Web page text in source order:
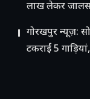
लाख लेकर
गोरखपुर न्यूज़:
टकराईं 5